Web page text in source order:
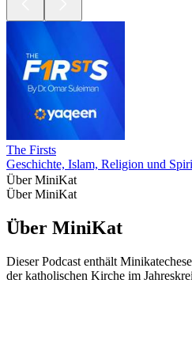
The Firsts
Geschichte, Islam, Religion und
Über MiniKat
Über MiniKat
Über MiniKat
Dieser Podcast enthält
der katholischen Kirche im